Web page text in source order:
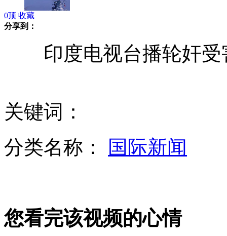
印度女性参加防身术训练课程
北大旁饭馆传菜工通过司法考试
0顶 收藏
分享到：
印度电视台播轮奸受
关键词：
分类名称：
国际新闻
您看完该视频的心情